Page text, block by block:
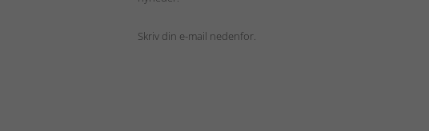
Skriv din e-mail nedenfor.